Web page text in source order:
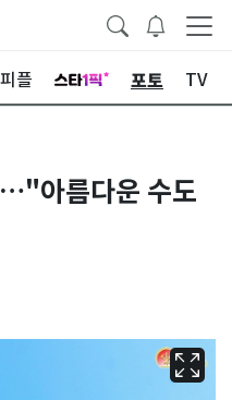
피플 포토 TV
아름다운 수도